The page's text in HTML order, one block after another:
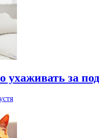
ухаживать за